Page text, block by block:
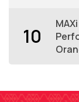
10